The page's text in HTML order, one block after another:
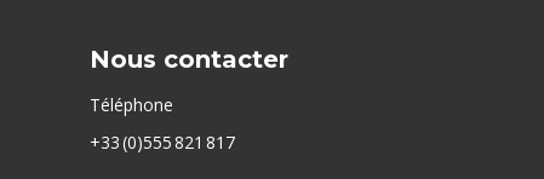
Nous contacter
Téléphone
+33 (0)555 821 817